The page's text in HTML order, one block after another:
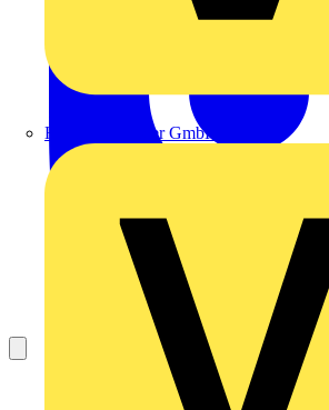
Heinrich Häusler GmbH